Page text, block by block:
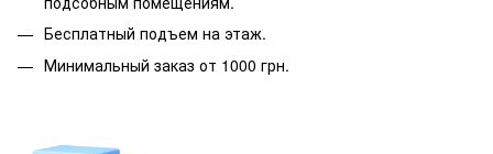
Бесплатный подъем на этаж.
Минимальный заказ от 1000 грн.